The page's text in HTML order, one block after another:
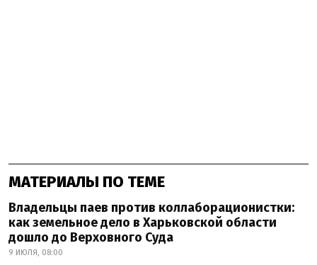
МАТЕРИАЛЫ ПО ТЕМЕ
Владельцы паев против коллаборационистки:
как земельное дело в Харьковской области
дошло до Верховного Суда
9 ИЮЛЯ, 08:00